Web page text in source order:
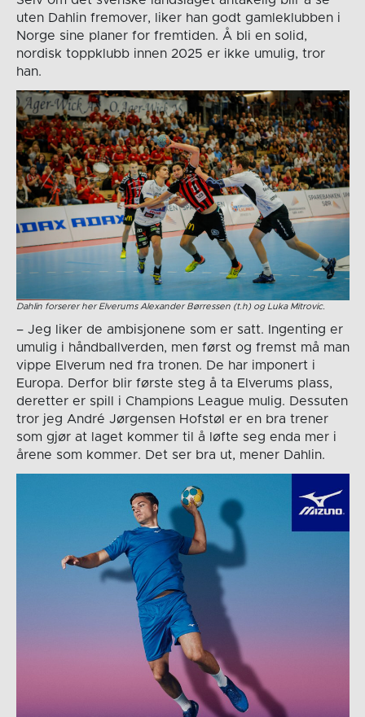
uten Dahlin fremover, liker han godt gamleklubben i
Norge sine planer for fremtiden. Å bli en solid,
nordisk toppklubb innen 2025 er ikke umulig, tror
han.
Dahlin forserer her Elverums Alexander Børressen (t.h) og Luka Mitrovic.
– Jeg liker de ambisjonene som er satt. Ingenting er
umulig i håndballverden, men først og fremst må man
vippe Elverum ned fra tronen. De har imponert i
Europa. Derfor blir første steg å ta Elverums plass,
deretter er spill i Champions League mulig. Dessuten
tror jeg André Jørgensen Hofstøl er en bra trener
som gjør at laget kommer til å løfte seg enda mer i
årene som kommer. Det ser bra ut, mener Dahlin.